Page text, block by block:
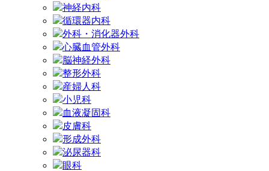
神経内科
循環器内科
外科・消化器外科
心臓血管外科
脳神経外科
整形外科
産婦人科
小児科
血液凝固科
皮膚科
形成外科
泌尿器科
眼科